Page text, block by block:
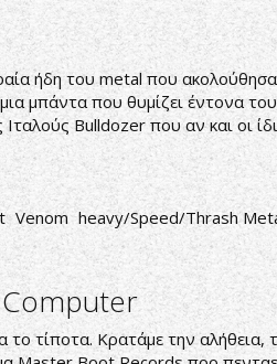
ήδη του metal που
μπάντα που θυμίζει έντονα
Ιταλούς Bulldozer που αν και
Venom heavy/Speed/Thrash
τίποτα. Κρατάμε την